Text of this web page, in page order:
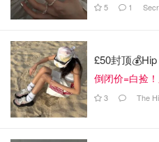
5 1
£50封顶
倒闭价=白捡
3 The